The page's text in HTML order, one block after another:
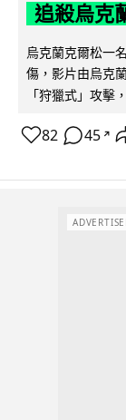
追殺烏克
烏克蘭克爾松一
傷，影片由烏克
「狩獵式」攻擊
82 45 ↗